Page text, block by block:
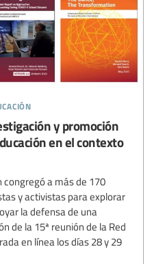
y promoción
en el contexto
congregó a más de 170
y activistas para explorar
la defensa de una
de la 15ª reunión de la Red
en línea los días 28 y 29